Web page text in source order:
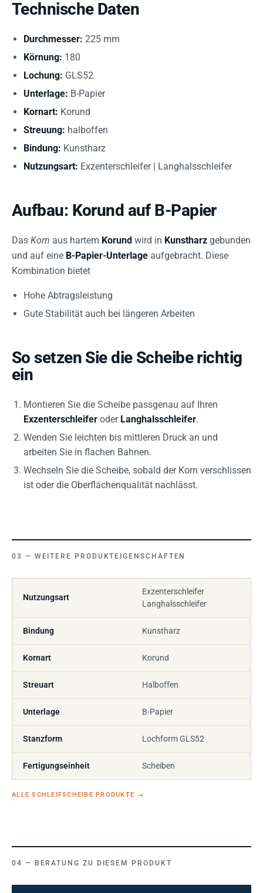
Technische Daten
Durchmesser: 225 mm
Körnung: 180
Lochung: GLS52
Unterlage: B-Papier
Kornart: Korund
Streuung: halboffen
Bindung: Kunstharz
Nutzungsart: Exzenterschleifer | Langhalsschleifer
Aufbau: Korund auf B-Papier
Das Korn aus hartem Korund wird in Kunstharz gebunden
und auf eine B-Papier-Unterlage aufgebracht. Diese
Kombination bietet
Hohe Abtragsleistung
Gute Stabilität auch bei längeren Arbeiten
So setzen Sie die Scheibe richtig
ein
Montieren Sie die Scheibe passgenau auf Ihren
Exzenterschleifer oder Langhalsschleifer.
Wenden Sie leichten bis mittleren Druck an und
arbeiten Sie in flachen Bahnen.
Wechseln Sie die Scheibe, sobald der Korn verschlissen
ist oder die Oberflächenqualität nachlässt.
WEITERE PRODUKTEIGENSCHAFTEN
Nutzungsart
Exzenterschleifer
Langhalsschleifer
Bindung Kunstharz
Kornart Korund
Streuart Halboffen
Unterlage B-Papier
Stanzform Lochform GLS52
Fertigungseinheit Scheiben
ALLE SCHLEIFSCHEIBE PRODUKTE →
BERATUNG ZU DIESEM PRODUKT